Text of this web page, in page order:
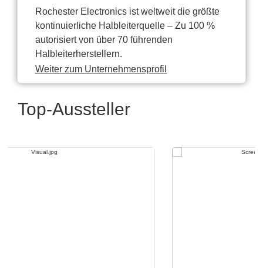
Rochester Electronics ist weltweit die größte
kontinuierliche Halbleiterquelle – Zu 100 %
autorisiert von über 70 führenden
Halbleiterherstellern.
Weiter zum Unternehmensprofil
Top-Aussteller